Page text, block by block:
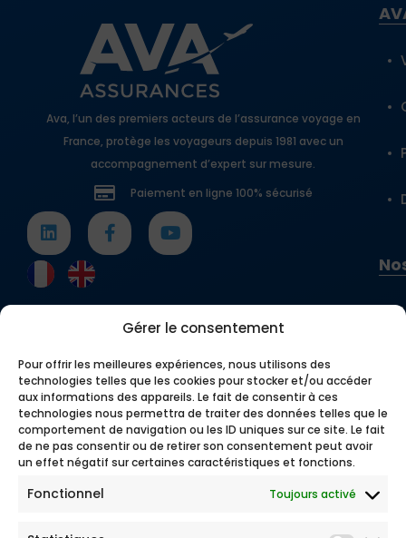
Gérer le consentement
Pour offrir les meilleures expériences, nous utilisons des
technologies telles que les cookies pour stocker et/ou accéder
aux informations des appareils. Le fait de consentir à ces
technologies nous permettra de traiter des données telles que le
comportement de navigation ou les ID uniques sur ce site. Le fait
de ne pas consentir ou de retirer son consentement peut avoir
un effet négatif sur certaines caractéristiques et fonctions.
Fonctionnel Toujours activé
Ava, l’un des premiers acteurs de l’assurance voyage en
France, protège les voyageurs depuis 1981 avec un
accompagnement d’expert sur mesure.
Paiement en ligne 100% sécurisé